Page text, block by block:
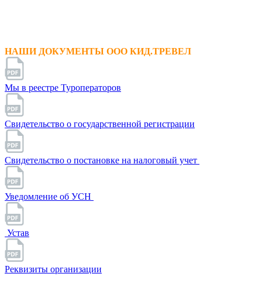
НАШИ ДОКУМЕНТЫ ООО КИД.ТРЕВЕЛ
Мы в реестре Туроператоров
Свидетельство о государственной регистрации
Свидетельство о постановке на налоговый учет
Уведомление об УСН
Устав
Реквизиты организации